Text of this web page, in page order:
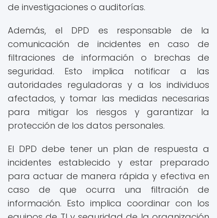
de investigaciones o auditorías.
Además, el DPD es responsable de la
comunicación de incidentes en caso de
filtraciones de información o brechas de
seguridad. Esto implica notificar a las
autoridades reguladoras y a los individuos
afectados, y tomar las medidas necesarias
para mitigar los riesgos y garantizar la
protección de los datos personales.
El DPD debe tener un plan de respuesta a
incidentes establecido y estar preparado
para actuar de manera rápida y efectiva en
caso de que ocurra una filtración de
información. Esto implica coordinar con los